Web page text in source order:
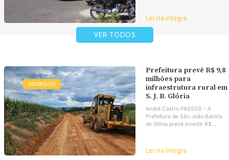
Ler na íntegra
VER TODOS
DESTAQUES
Prefeitura prevê R$ 9,8
milhões para
infraestrutura rural em
S. J. B. Glória
André Castro PASSOS – A
Prefeitura de São João Batista
do Glória prevê investir R$...
Ler na íntegra